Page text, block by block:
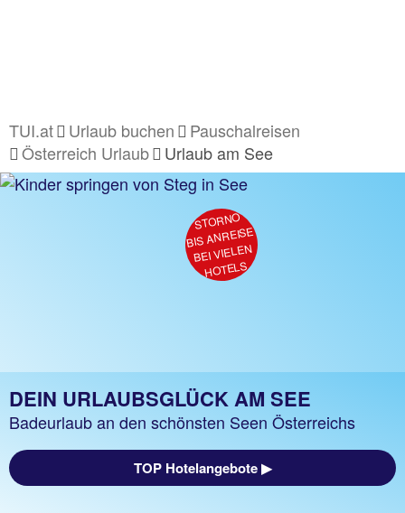
TUI.at Urlaub buchen
Pauschalreisen
Österreich Urlaub
Urlaub am See
DEIN URLAUBSGLÜCK AM SEE
Badeurlaub an den schönsten Seen Österreichs
TOP Hotelangebote ▶
STORNO
BIS ANREISE
BEI VIELEN
HOTELS